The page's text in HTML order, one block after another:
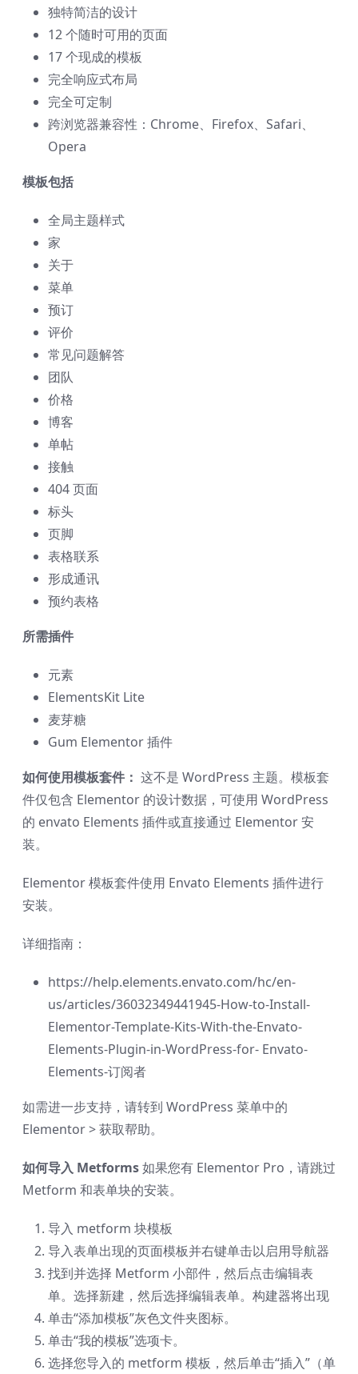
独特简洁的设计
12 个随时可用的页面
17 个现成的模板
完全响应式布局
完全可定制
跨浏览器兼容性：Chrome、Firefox、Safari、
Opera
模板包括
全局主题样式
家
关于
菜单
预订
评价
常见问题解答
团队
价格
博客
单帖
接触
404 页面
标头
页脚
表格联系
形成通讯
预约表格
所需插件
元素
ElementsKit Lite
麦芽糖
Gum Elementor 插件
如何使用模板套件： 这不是 WordPress 主题。模板套
件仅包含 Elementor 的设计数据，可使用 WordPress
的 envato Elements 插件或直接通过 Elementor 安
装。
Elementor 模板套件使用 Envato Elements 插件进行
安装。
详细指南：
https://help.elements.envato.com/hc/en-
us/articles/36032349441945-How-to-Install-
Elementor-Template-Kits-With-the-Envato-
Elements-Plugin-in-WordPress-for- Envato-
Elements-订阅者
如需进一步支持，请转到 WordPress 菜单中的
Elementor > 获取帮助。
如何导入 Metforms如果您有 Elementor Pro，请跳过
Metform 和表单块的安装。
导入 metform 块模板
导入表单出现的页面模板并右键单击以启用导航器
找到并选择 Metform 小部件，然后点击编辑表
单。选择新建，然后选择编辑表单。构建器将出现
单击“添加模板”灰色文件夹图标。
单击“我的模板”选项卡。
选择您导入的 metform 模板，然后单击“插入”（单